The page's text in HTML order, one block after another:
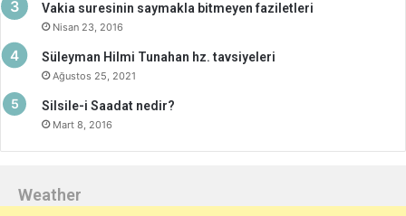
Vakia suresinin saymakla bitmeyen faziletleri
Nisan 23, 2016
Süleyman Hilmi Tunahan hz. tavsiyeleri
Ağustos 25, 2021
Silsile-i Saadat nedir?
Mart 8, 2016
Weather